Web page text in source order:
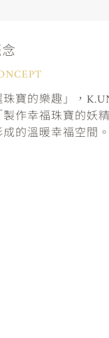
寶的樂趣」，
作幸福珠寶的妖精
的溫暖幸福空間